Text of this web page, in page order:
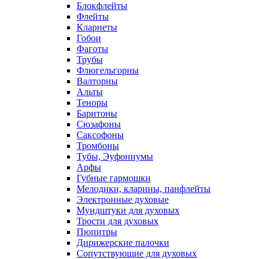
Блокфлейты
Флейты
Кларнеты
Гобои
Фаготы
Трубы
Флюгельгорны
Валторны
Альты
Теноры
Баритоны
Сюзафоны
Саксофоны
Тромбоны
Тубы, Эуфониумы
Арфы
Губные гармошки
Мелодики, кларины, панфлейты
Электронные духовые
Мундштуки для духовых
Трости для духовых
Пюпитры
Дирижерские палочки
Сопутствующие для духовых